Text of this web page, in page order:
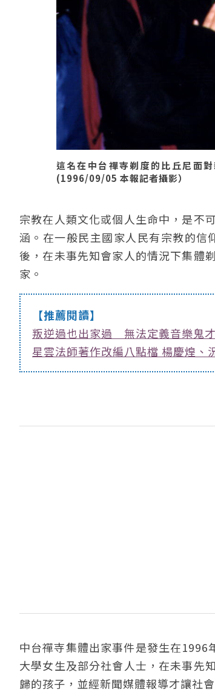
這名在中台禪寺剃度的比丘尼面
(1996/09/05 本報記者攝影）
宗教在人類文化或個人生命中，是不
涵。在一般民主國家人民有宗教的
後，在未事先知會家人的情況下集體
家。
【推薦閱讀】
叛逆過也出家過 無法定義音樂鬼
星雲法師著作改編八點檔 楊慶煌、
中台禪寺集體出家事件是發生在
大學女生及部分社會人士，在未事先
歸的孩子，並經新聞媒體報導才讓社